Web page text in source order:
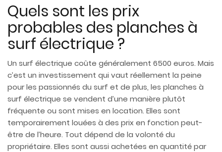
Quels sont les prix
probables des planches à
surf électrique ?
Un surf électrique coûte généralement 6500 euros. Mais
c’est un investissement qui vaut réellement la peine
pour les passionnés du surf et de plus, les planches à
surf électrique se vendent d’une manière plutôt
fréquente ou sont mises en location. Elles sont
temporairement louées à des prix en fonction peut-
être de l’heure. Tout dépend de la volonté du
propriétaire. Elles sont aussi achetées en quantité par